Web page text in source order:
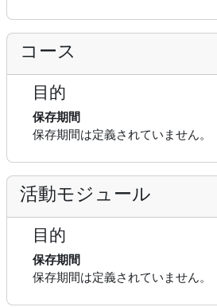
コース
目的
保存期間
保存期間は定義されていません。
活動モジュール
目的
保存期間
保存期間は定義されていません。